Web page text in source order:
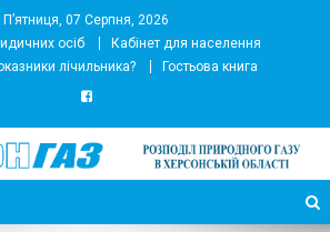
П’ятниця, 07 Серпня, 2026
осіб
Кабінет для населення
лічильника?
Гостьова книга
природного газу